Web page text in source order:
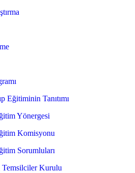
Eğitiminin Tanıtımı
Yönergesi
Komisyonu
Sorumluları
Temsilciler Kurulu